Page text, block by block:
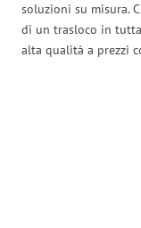
soluzioni su misura.
di un trasloco in
alta qualità a prezzi